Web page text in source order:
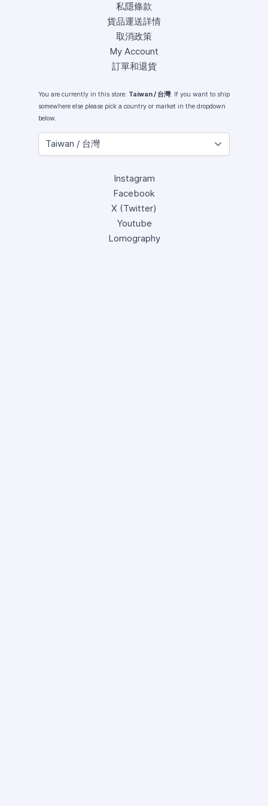
私隱條款
貨品運送詳情
取消政策
My Account
訂單和退貨
You are currently in this store: Taiwan / 台灣. If you want to ship
somewhere else please pick a country or market in the dropdown
below.
Instagram
Facebook
X (Twitter)
Youtube
Lomography